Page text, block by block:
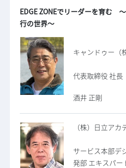
EDGE ZONEでリーダーを育む
行の世界～
キャン
代表取締役 社長
酒井 正剛
（株）
人
サービス本部デ
発部 エキスパー